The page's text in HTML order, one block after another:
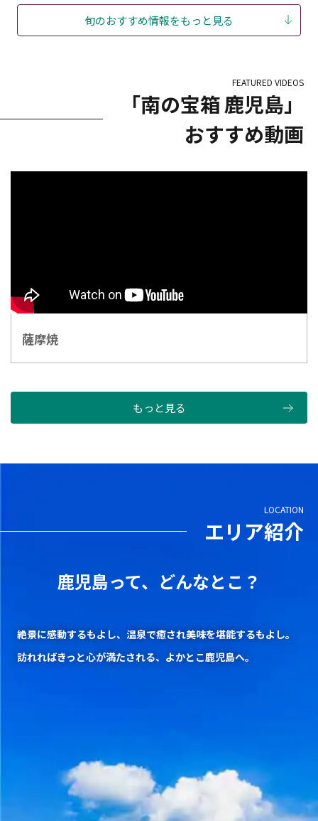
旬のおすすめ情報をもっと見る
FEATURED VIDEOS
「南の宝箱 鹿児島」
おすすめ動画
薩摩焼
もっと見る
LOCATION
エリア紹介
鹿児島って、 どんなとこ？
絶景に感動するもよし、温泉で癒され美味を堪能するもよし。
訪れればきっと心が満たされる、よかとこ鹿児島へ。